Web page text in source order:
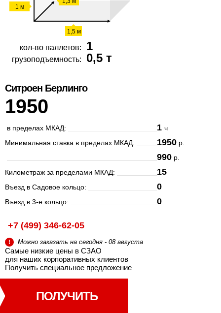
1 м
1,5 м
кол-во паллетов: 1
грузоподъемность: 0,5 т
Ситроен Берлинго
1950
в пределах МКАД: 1ч
Минимальная ставка в пределах МКАД:
1950 р.
990 р.
Километраж за пределами МКАД:
15
Въезд в Садовое кольцо: 0
Въезд в 3-е кольцо: 0
+7 (499) 346-62-05
! Можно заказать на сегодня - 08 августа
Самые низкие цены в СЗАО
для наших корпоративных клиентов
Получить специальное предложение
ПОЛУЧИТЬ